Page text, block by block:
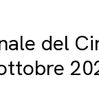
del